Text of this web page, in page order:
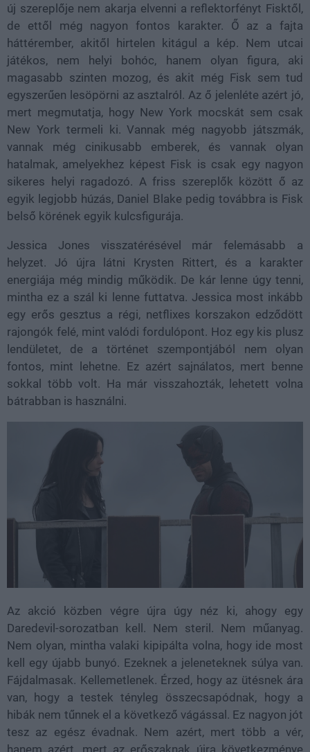
új szereplője nem akarja elvenni a reflektorfényt Fisktől,
de ettől még nagyon fontos karakter. Ő az a fajta
háttérember, akitől hirtelen kitágul a kép. Nem utcai
játékos, nem helyi bohóc, hanem olyan figura, aki
magasabb szinten mozog, és akit még Fisk sem tud
egyszerűen lesöpörni az asztalról. Az ő jelenléte azért jó,
mert megmutatja, hogy New York mocskát sem csak
New York termeli ki. Vannak még nagyobb játszmák,
vannak még cinikusabb emberek, és vannak olyan
hatalmak, amelyekhez képest Fisk is csak egy nagyon
sikeres helyi ragadozó. A friss szereplők között ő az
egyik legjobb húzás, Daniel Blake pedig továbbra is Fisk
belső körének egyik kulcsfigurája.
Jessica Jones visszatérésével már felemásabb a
helyzet. Jó újra látni Krysten Rittert, és a karakter
energiája még mindig működik. De kár lenne úgy tenni,
mintha ez a szál ki lenne futtatva. Jessica most inkább
egy erős gesztus a régi, netflixes korszakon edződött
rajongók felé, mint valódi fordulópont. Hoz egy kis plusz
lendületet, de a történet szempontjából nem olyan
fontos, mint lehetne. Ez azért sajnálatos, mert benne
sokkal több volt. Ha már visszahozták, lehetett volna
bátrabban is használni.
Az akció közben végre újra úgy néz ki, ahogy egy
Daredevil-sorozatban kell. Nem steril. Nem műanyag.
Nem olyan, mintha valaki kipipálta volna, hogy ide most
kell egy újabb bunyó. Ezeknek a jeleneteknek súlya van.
Fájdalmasak. Kellemetlenek. Érzed, hogy az ütésnek ára
van, hogy a testek tényleg összecsapódnak, hogy a
hibák nem tűnnek el a következő vágással. Ez nagyon jót
tesz az egész évadnak. Nem azért, mert több a vér,